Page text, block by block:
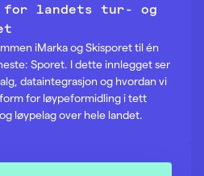
for landets tur- og
iMarka og Skisporet til én
Sporet. I dette innlegget ser
dataintegrasjon og hvordan vi
for løypeformidling i tett
løypelag over hele landet.